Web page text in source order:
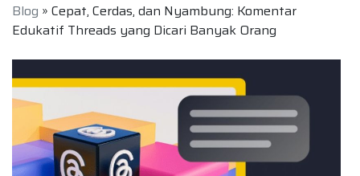
Blog » Cepat, Cerdas, dan Nyambung: Komentar
Edukatif Threads yang Dicari Banyak Orang